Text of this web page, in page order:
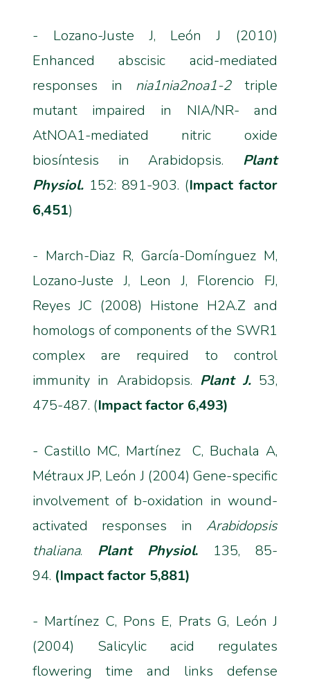
- Lozano-Juste J, León J (2010)
Enhanced abscisic acid-mediated
responses in nia1nia2noa1-2triple
mutant impaired in NIA/NR- and
AtNOA1-mediated nitric oxide
biosíntesis in Arabidopsis. Plant
Physiol.152: 891-903. (Impact factor
6,451)
- March-Diaz R, García-Domínguez M,
Lozano-Juste J, Leon J, Florencio FJ,
Reyes JC (2008) Histone H2A.Z and
homologs of components of the SWR1
complex are required to control
immunity in Arabidopsis. Plant J.53,
475-487. (Impact factor 6,493)
- Castillo MC, Martínez C, Buchala A,
Métraux JP, León J (2004) Gene-specific
involvement of b-oxidation in wound-
activated responses in Arabidopsis
thaliana. Plant Physiol. 135, 85-
94. (Impact factor 5,881)
- Martínez C, Pons E, Prats G, León J
(2004) Salicylic acid regulates
flowering time and links defense